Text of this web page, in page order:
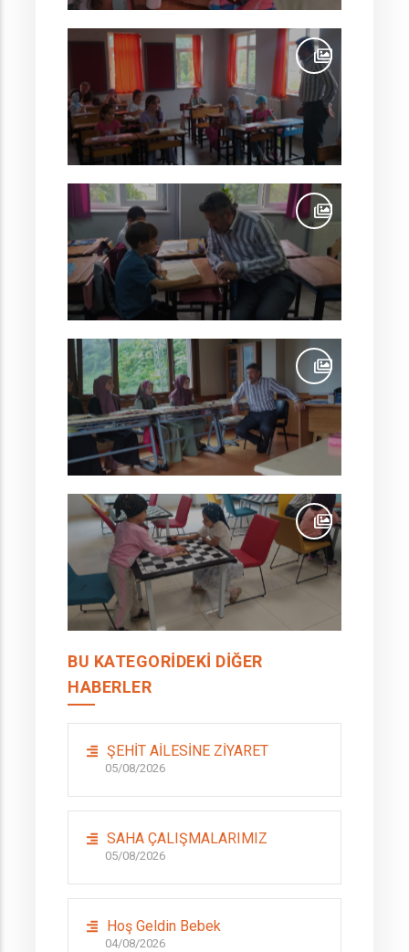
BU KATEGORIDEKI DIĞER
HABERLER
ŞEHİT AİLESİNE ZİYARET
05/08/2026
SAHA ÇALIŞMALARIMIZ
05/08/2026
Hoş Geldin Bebek
04/08/2026